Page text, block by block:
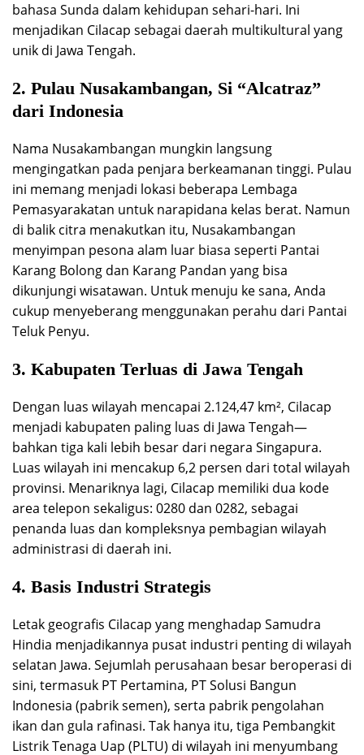
bahasa Sunda dalam kehidupan sehari-hari. Ini
menjadikan Cilacap sebagai daerah multikultural yang
unik di Jawa Tengah.
2. Pulau Nusakambangan, Si “Alcatraz”
dari Indonesia
Nama Nusakambangan mungkin langsung
mengingatkan pada penjara berkeamanan tinggi. Pulau
ini memang menjadi lokasi beberapa Lembaga
Pemasyarakatan untuk narapidana kelas berat. Namun
di balik citra menakutkan itu, Nusakambangan
menyimpan pesona alam luar biasa seperti Pantai
Karang Bolong dan Karang Pandan yang bisa
dikunjungi wisatawan. Untuk menuju ke sana, Anda
cukup menyeberang menggunakan perahu dari Pantai
Teluk Penyu.
3. Kabupaten Terluas di Jawa Tengah
Dengan luas wilayah mencapai 2.124,47 km², Cilacap
menjadi kabupaten paling luas di Jawa Tengah—
bahkan tiga kali lebih besar dari negara Singapura.
Luas wilayah ini mencakup 6,2 persen dari total wilayah
provinsi. Menariknya lagi, Cilacap memiliki dua kode
area telepon sekaligus: 0280 dan 0282, sebagai
penanda luas dan kompleksnya pembagian wilayah
administrasi di daerah ini.
4. Basis Industri Strategis
Letak geografis Cilacap yang menghadap Samudra
Hindia menjadikannya pusat industri penting di wilayah
selatan Jawa. Sejumlah perusahaan besar beroperasi di
sini, termasuk PT Pertamina, PT Solusi Bangun
Indonesia (pabrik semen), serta pabrik pengolahan
ikan dan gula rafinasi. Tak hanya itu, tiga Pembangkit
Listrik Tenaga Uap (PLTU) di wilayah ini menyumbang